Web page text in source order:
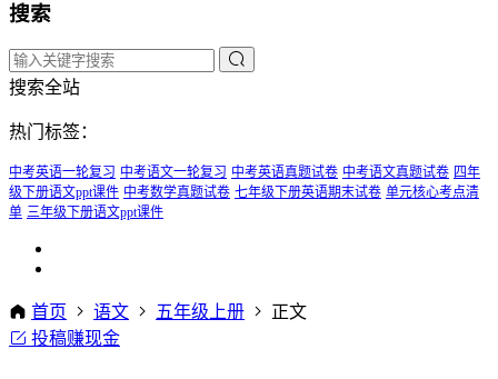
搜索
搜索全站
热门标签：
中考英语一轮复习 中考语文一轮复习 中考英语真题试卷 中考语文真题试卷 四年
级下册语文ppt课件 中考数学真题试卷 七年级下册英语期末试卷 单元核心考点清
单 三年级下册语文ppt课件
首页 语文 五年级上册
正文
投稿赚现金